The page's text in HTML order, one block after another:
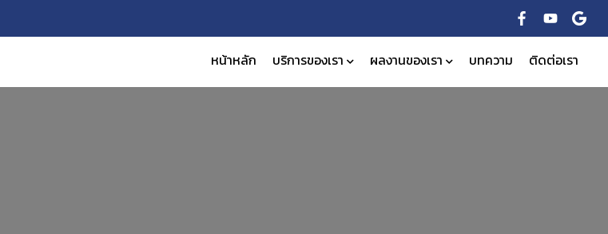
หน้าหลัก บริการของเรา ผลงานของเรา บทความ ติดต่อเรา